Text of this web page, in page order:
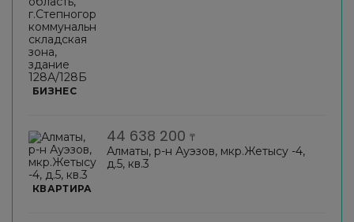
БИЗНЕС
КВАРТИРА
44 638 200 ₸
Алматы, р-н Ауэзов, мкр.Жетысу -4,
д.5, кв.3